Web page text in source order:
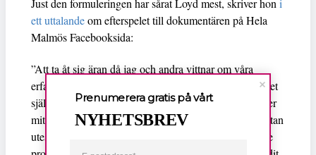
Just den formuleringen har sårat Loyd mest, skriver honi
ett uttalandeom efterspelet till dokumentären på Hela
Malmös Facebooksida:
”Att ta åt sig äran då jag och andra vittnar om våra
erfarenheter är höjden av respektlöshet. Den smärta, det
självhat, den sorg och ilska, som jag ackumulerat under
mitt liv, och som jag nu ger uttryck för, ska inte en nästan
uteslutande vit ledning, som inte gått till botten med de
Prenumerera gratis på vårt
NYHETSBREV